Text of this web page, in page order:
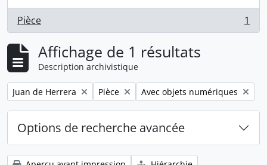
Pièce
, 1 résultats 1
Affichage de 1 résultats
Description archivistique
Remove filter:
Juan de Herrera Remove filter:
Pièce Remove filter:
Avec objets numériques
Options de recherche avancée